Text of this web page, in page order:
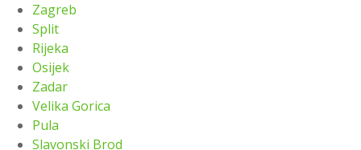
Zagreb
Split
Rijeka
Osijek
Zadar
Velika Gorica
Pula
Slavonski Brod